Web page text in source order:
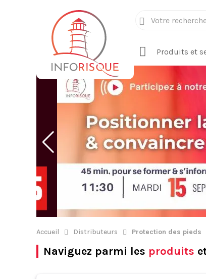
Produits et
Accueil Distributeurs Protection des pieds
Naviguez parmi les produits